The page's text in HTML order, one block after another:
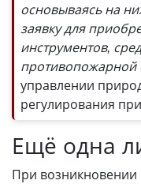
основываясь на
заявку для
инструментов,
противопожарной
управлении
регулирования
Ещё одна
При возникновении